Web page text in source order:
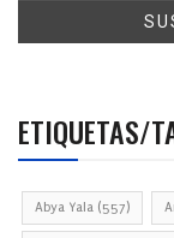
ETIQUETAS/
Abya Yala (557)